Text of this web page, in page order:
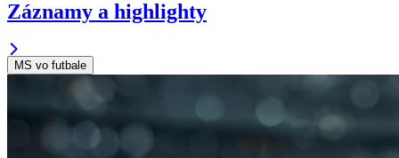
Záznamy a highlighty
MS vo futbale